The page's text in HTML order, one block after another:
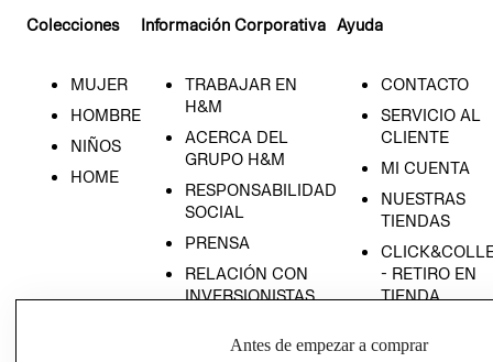
Colecciones
MUJER
HOMBRE
NIÑOS
HOME
Información Corporativa
TRABAJAR EN
H&M
ACERCA DEL
GRUPO H&M
RESPONSABILIDAD
SOCIAL
PRENSA
RELACIÓN CON
INVERSIONISTAS
EMPRESARIAL
Ayuda
CONTACTO
SERVICIO AL
CLIENTE
MI CUENTA
NUESTRAS
TIENDAS
- RETIRO EN
TIENDA
CONDICIONES
Antes de empezar a comprar